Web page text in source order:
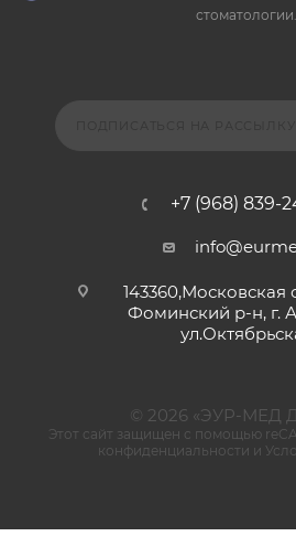
стоматологии.
+7 (968) 839-
143360,Московская
Фоминский р-н, г.
© 2026 «ЭУР-МЕД
Этот сайт защищен с помощью
конфиденциальности и